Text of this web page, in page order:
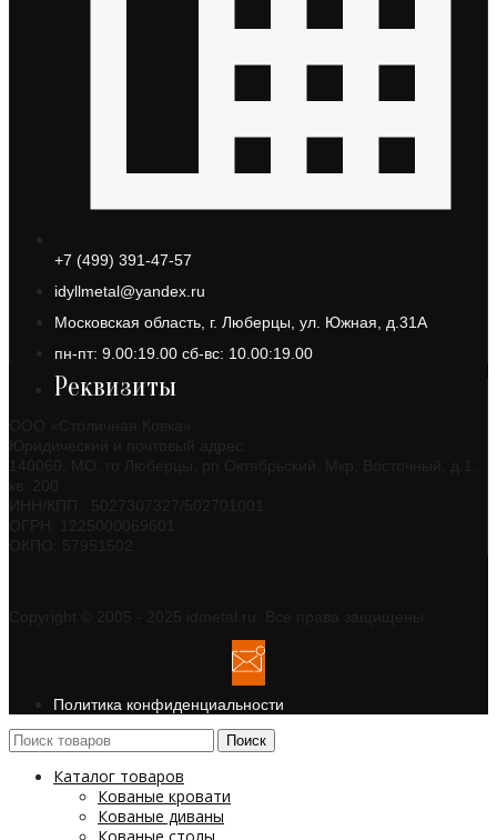
+7 (499) 391-47-57
idyllmetal@yandex.ru
Московская область, г. Люберцы, ул. Южная, д.31А
пн-пт: 9.00:19.00 сб-вс: 10.00:19.00
Реквизиты
Политика конфиденциальности
Поиск
Каталог товаров
Кованые кровати
Кованые диваны